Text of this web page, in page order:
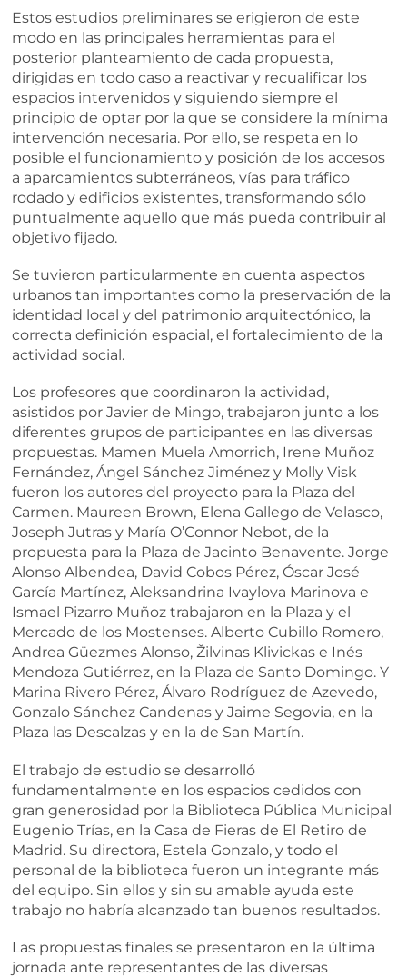
Estos estudios preliminares se erigieron de este
modo en las principales herramientas para el
posterior planteamiento de cada propuesta,
dirigidas en todo caso a reactivar y recualificar los
espacios intervenidos y siguiendo siempre el
principio de optar por la que se considere la mínima
intervención necesaria. Por ello, se respeta en lo
posible el funcionamiento y posición de los accesos
a aparcamientos subterráneos, vías para tráfico
rodado y edificios existentes, transformando sólo
puntualmente aquello que más pueda contribuir al
objetivo fijado.
Se tuvieron particularmente en cuenta aspectos
urbanos tan importantes como la preservación de la
identidad local y del patrimonio arquitectónico, la
correcta definición espacial, el fortalecimiento de la
actividad social.
Los profesores que coordinaron la actividad,
asistidos por Javier de Mingo, trabajaron junto a los
diferentes grupos de participantes en las diversas
propuestas. Mamen Muela Amorrich, Irene Muñoz
Fernández, Ángel Sánchez Jiménez y Molly Visk
fueron los autores del proyecto para la Plaza del
Carmen. Maureen Brown, Elena Gallego de Velasco,
Joseph Jutras y María O’Connor Nebot, de la
propuesta para la Plaza de Jacinto Benavente. Jorge
Alonso Albendea, David Cobos Pérez, Óscar José
García Martínez, Aleksandrina Ivaylova Marinova e
Ismael Pizarro Muñoz trabajaron en la Plaza y el
Mercado de los Mostenses. Alberto Cubillo Romero,
Andrea Güezmes Alonso, Žilvinas Klivickas e Inés
Mendoza Gutiérrez, en la Plaza de Santo Domingo. Y
Marina Rivero Pérez, Álvaro Rodríguez de Azevedo,
Gonzalo Sánchez Candenas y Jaime Segovia, en la
Plaza las Descalzas y en la de San Martín.
El trabajo de estudio se desarrolló
fundamentalmente en los espacios cedidos con
gran generosidad por la Biblioteca Pública Municipal
Eugenio Trías, en la Casa de Fieras de El Retiro de
Madrid. Su directora, Estela Gonzalo, y todo el
personal de la biblioteca fueron un integrante más
del equipo. Sin ellos y sin su amable ayuda este
trabajo no habría alcanzado tan buenos resultados.
Las propuestas finales se presentaron en la última
jornada ante representantes de las diversas